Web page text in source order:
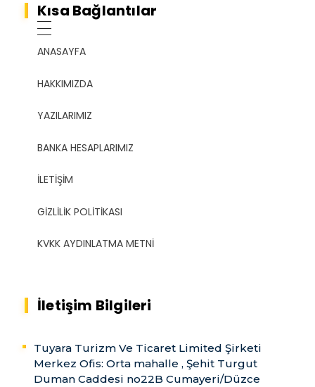
Kısa Bağlantılar
ANASAYFA
HAKKIMIZDA
YAZILARIMIZ
BANKA HESAPLARIMIZ
İLETIŞIM
GIZLILIK POLITIKASI
KVKK AYDINLATMA METNI
İletişim Bilgileri
Tuyara Turizm Ve Ticaret Limited Şirketi
Merkez Ofis: Orta mahalle , Şehit Turgut
Duman Caddesi no22B Cumayeri/Düzce